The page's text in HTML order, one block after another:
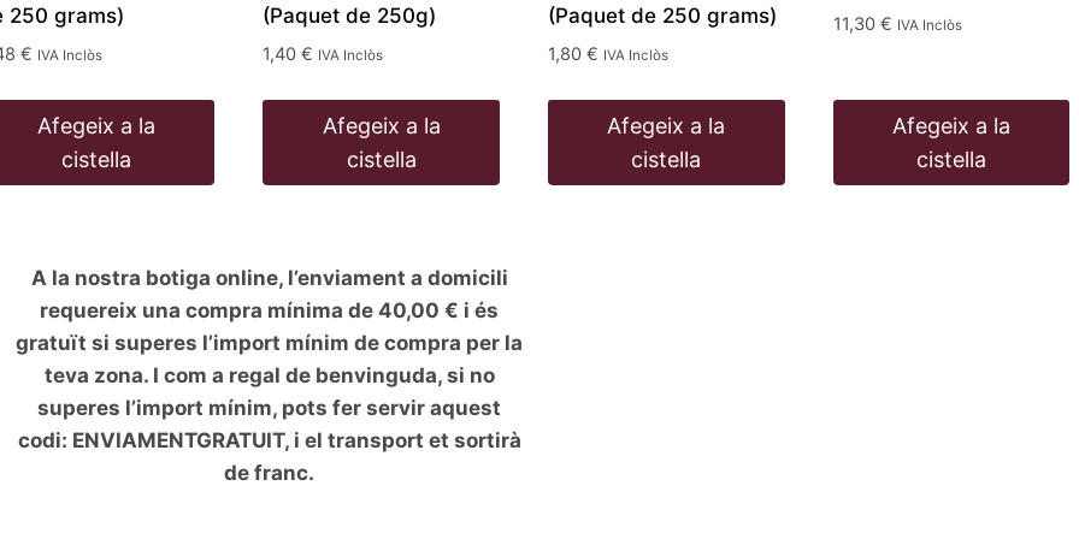
250 grams)
€ IVA Inclòs
Afegeix a la
cistella
(Paquet de 250g)
1,40€ IVA Inclòs
Afegeix a la
cistella
(Paquet de 250 grams)
1,80€ IVA Inclòs
Afegeix a la
cistella
11,30 € IVA Inclòs
Afegeix a la
cistella
A la nostra botiga online, l’enviament a domicili
requereix una compra mínima de 40,00 € i és
gratuït si superes l’import mínim de compra per la
teva zona. I com a regal de benvinguda, si no
superes l’import mínim, pots fer servir aquest
codi: ENVIAMENTGRATUIT, i el transport et sortirà
de franc.